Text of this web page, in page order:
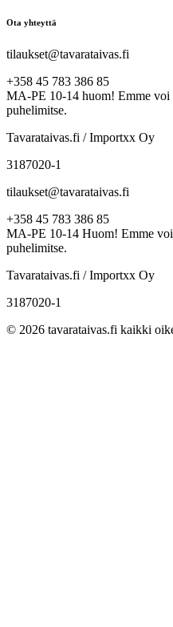
Ota yhteyttä
tilaukset@tavarataivas.fi
+358 45 783 386 85
MA-PE 10-14 huom! Emme voi
puhelimitse.
Tavarataivas.fi / Importxx Oy
3187020-1
tilaukset@tavarataivas.fi
+358 45 783 386 85
MA-PE 10-14 Huom! Emme voi
puhelimitse.
Tavarataivas.fi / Importxx Oy
3187020-1
© 2026 tavarataivas.fi kaikki